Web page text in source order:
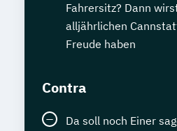
Fahrersitz? Dann
alljährlichen
Freude haben
Contra
Da soll noch Einer